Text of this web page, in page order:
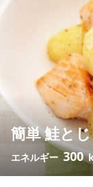
簡単 鮭と
エネルギー 300